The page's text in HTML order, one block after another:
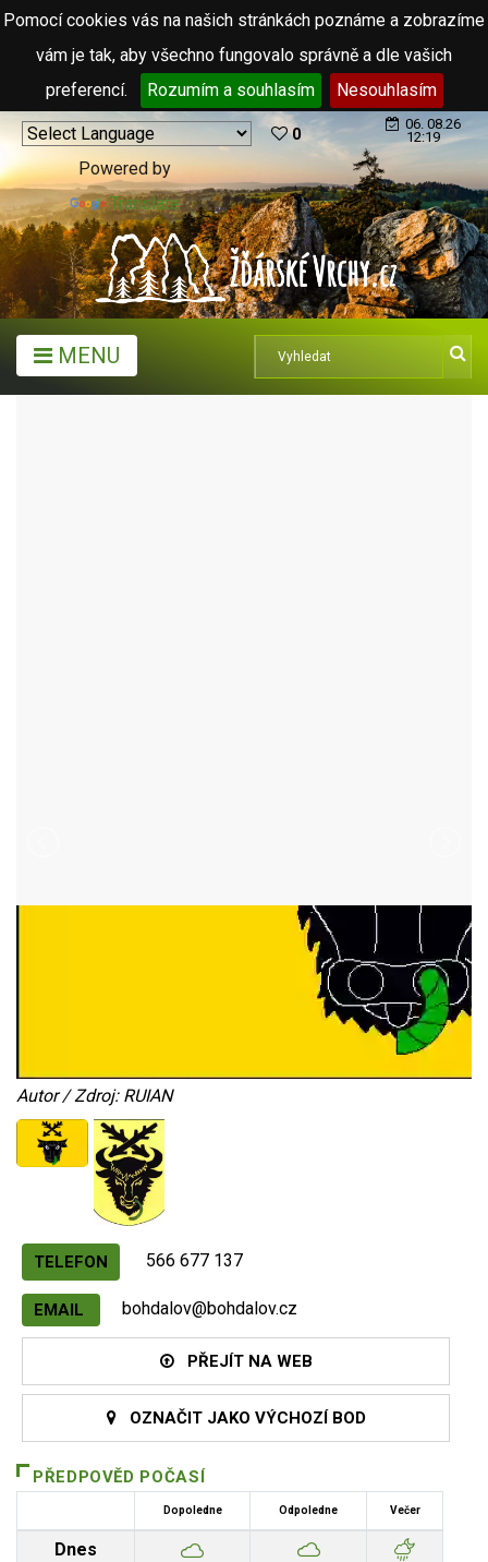
Pomocí cookies vás na našich stránkách poznáme a zobrazíme
vám je tak, aby všechno fungovalo správně a dle vašich
preferencí.
Rozumím a souhlasím Nesouhlasím
Powered by
Translate
0
06. 08.26
12:19
MENU
Autor / Zdroj: RUIAN
TELEFON 566 677 137
EMAIL bohdalov@bohdalov.cz
PŘEJÍT NA WEB
OZNAČIT JAKO VÝCHOZÍ BOD
PŘEDPOVĚD POČASÍ
Dopoledne Odpoledne Večer
Dnes